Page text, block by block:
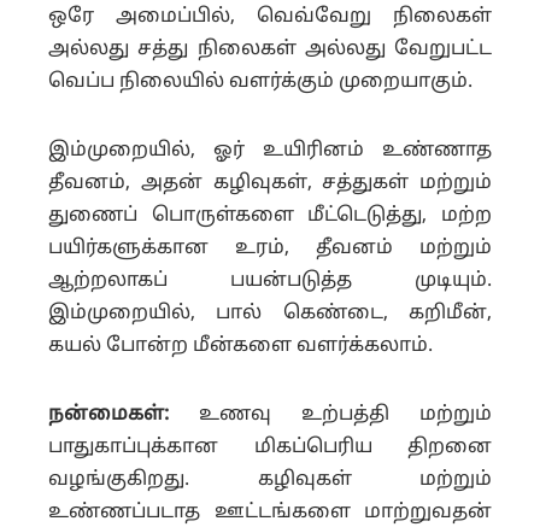
ஒரே அமைப்பில், வெவ்வேறு நிலைகள்
அல்லது சத்து நிலைகள் அல்லது வேறுபட்ட
வெப்ப நிலையில் வளர்க்கும் முறையாகும்.
இம்முறையில், ஓர் உயிரினம் உண்ணாத
தீவனம், அதன் கழிவுகள், சத்துகள் மற்றும்
துணைப் பொருள்களை மீட்டெடுத்து, மற்ற
பயிர்களுக்கான உரம், தீவனம் மற்றும்
ஆற்றலாகப் பயன்படுத்த முடியும்.
இம்முறையில், பால் கெண்டை, கறிமீன்,
கயல் போன்ற மீன்களை வளர்க்கலாம்.
நன்மைகள்: உணவு உற்பத்தி மற்றும்
பாதுகாப்புக்கான மிகப்பெரிய திறனை
வழங்குகிறது. கழிவுகள் மற்றும்
உண்ணப்படாத ஊட்டங்களை மாற்றுவதன்